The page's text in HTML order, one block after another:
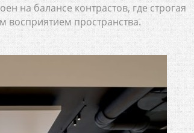
на балансе контрастов, где строгая
восприятием пространства.